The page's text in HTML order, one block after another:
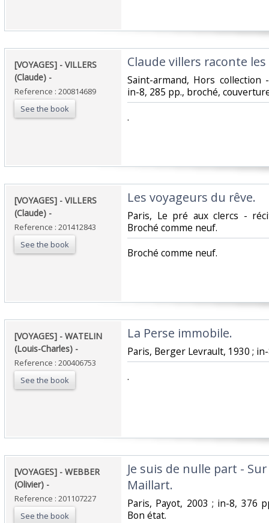
‎[VOYAGES] - VILLERS
(Claude) - ‎
Reference : 200814689
See the book
‎Claude villers raconte
‎Saint-armand, Hors collection
in-8, 285 pp., broché,
‎.‎
‎[VOYAGES] - VILLERS
(Claude) - ‎
Reference : 201412843
See the book
‎Les voyageurs du rêve. ‎
‎Paris, Le pré aux clercs -
Broché comme neuf.‎
‎Broché comme neuf.‎
‎[VOYAGES] - WATELIN
(Louis-Charles) - ‎
Reference : 200406753
See the book
‎La Perse immobile. ‎
‎Paris, Berger Levrault, 1930 ;
‎.‎
‎[VOYAGES] - WEBBER
(Olivier) - ‎
Reference : 201107227
See the book
‎Je suis de nulle part -
Maillart. ‎
‎Paris, Payot, 2003 ; in-8, 376
Bon état.‎